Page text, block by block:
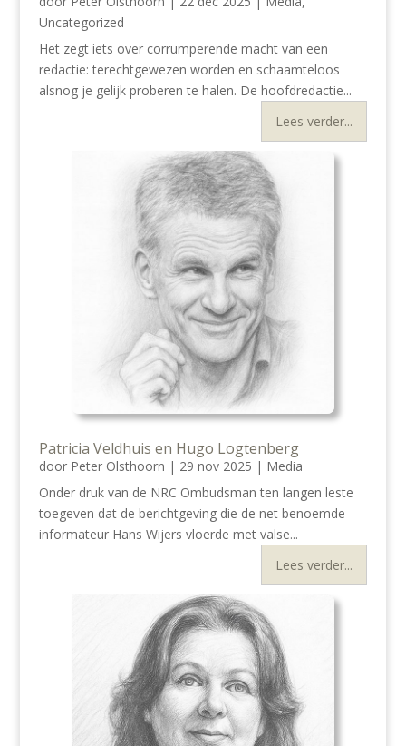
Uncategorized
Het zegt iets over corrumperende macht van een
redactie: terechtgewezen worden en schaamteloos
alsnog je gelijk proberen te halen. De hoofdredactie...
Lees verder...
Patricia Veldhuis en Hugo Logtenberg
door Peter Olsthoorn | 29 nov 2025 | Media
Onder druk van de NRC Ombudsman ten langen leste
toegeven dat de berichtgeving die de net benoemde
informateur Hans Wijers vloerde met valse...
Lees verder...